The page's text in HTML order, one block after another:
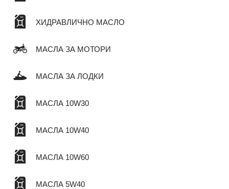
ХИДРАВЛИЧНО МАСЛО
МАСЛА ЗА МОТОРИ
МАСЛА ЗА ЛОДКИ
МАСЛА 10W30
МАСЛА 10W40
МАСЛА 10W60
МАСЛА 5W40